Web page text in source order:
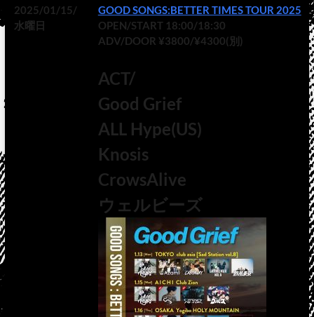
2025/01/15/
水曜日
GOOD SONGS:BETTER TIMES TOUR 2025
OPEN/START 18:00/18:30
ADV/DOOR ¥3800/¥4300(別)
ACT/
Good Grief
ALL Hype(US)
Knosis
CrowsAlive
ウェルビーズ